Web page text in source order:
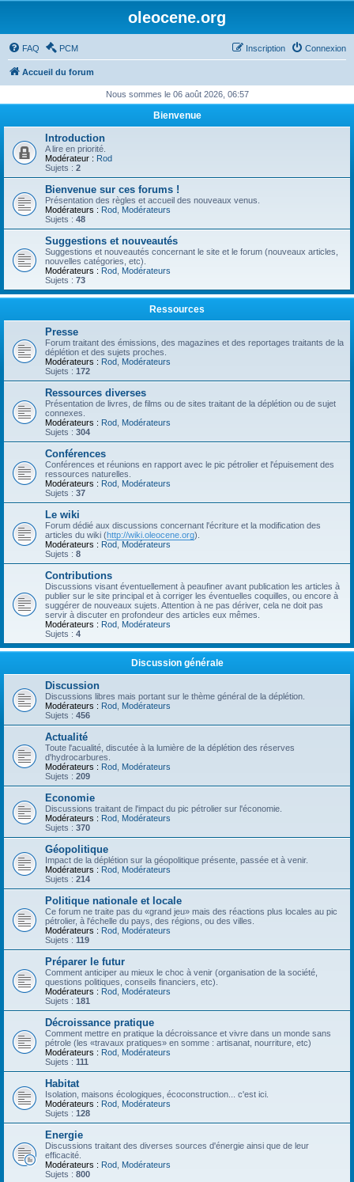
oleocene.org
FAQ PCM Connexion
Inscription
Accueil du forum
Nous sommes le 06 août 2026, 06:57
Bienvenue
Introduction
A lire en priorité.
Modérateur : Rod
Sujets : 2
Bienvenue sur ces forums !
Présentation des règles et accueil des nouveaux venus.
Modérateurs : Rod Modérateurs
Sujets : 48
Suggestions et nouveautés
Suggestions et nouveautés concernant le site et le forum (nouveaux articles,
nouvelles catégories, etc).
Modérateurs : Rod Modérateurs
Sujets : 73
Ressources
Presse
Forum traitant des émissions, des magazines et des reportages traitants de la
déplétion et des sujets proches.
Modérateurs : Rod Modérateurs
Sujets : 172
Ressources diverses
Présentation de livres, de films ou de sites traitant de la déplétion ou de sujet
connexes.
Modérateurs : Rod Modérateurs
Sujets : 304
Conférences
Conférences et réunions en rapport avec le pic pétrolier et l'épuisement des
ressources naturelles.
Modérateurs : Rod Modérateurs
Sujets : 37
Le wiki
Forum dédié aux discussions concernant l'écriture et la modification des
articles du wiki (http://wiki.oleocene.org).
Modérateurs : Rod Modérateurs
Sujets : 8
Contributions
Discussions visant éventuellement à peaufiner avant publication les articles à
publier sur le site principal et à corriger les éventuelles coquilles, ou encore à
suggérer de nouveaux sujets. Attention à ne pas dériver, cela ne doit pas
servir à discuter en profondeur des articles eux mêmes.
Modérateurs : Rod Modérateurs
Sujets : 4
Discussion générale
Discussion
Discussions libres mais portant sur le thème général de la déplétion.
Modérateurs : Rod Modérateurs
Sujets : 456
Actualité
Toute l'acualité, discutée à la lumière de la déplétion des réserves
d'hydrocarbures.
Modérateurs : Rod Modérateurs
Sujets : 209
Economie
Discussions traitant de l'impact du pic pétrolier sur l'économie.
Modérateurs : Rod Modérateurs
Sujets : 370
Géopolitique
Impact de la déplétion sur la géopolitique présente, passée et à venir.
Modérateurs : Rod Modérateurs
Sujets : 214
Politique nationale et locale
Ce forum ne traite pas du «grand jeu» mais des réactions plus locales au pic
pétrolier, à l'échelle du pays, des régions, ou des villes.
Modérateurs : Rod Modérateurs
Sujets : 119
Préparer le futur
Comment anticiper au mieux le choc à venir (organisation de la société,
questions politiques, conseils financiers, etc).
Modérateurs : Rod Modérateurs
Sujets : 181
Décroissance pratique
Comment mettre en pratique la décroissance et vivre dans un monde sans
pétrole (les «travaux pratiques» en somme : artisanat, nourriture, etc)
Modérateurs : Rod Modérateurs
Sujets : 111
Habitat
Isolation, maisons écologiques, écoconstruction... c'est ici.
Modérateurs : Rod Modérateurs
Sujets : 128
Energie
Discussions traitant des diverses sources d'énergie ainsi que de leur
efficacité.
Modérateurs : Rod Modérateurs
Sujets : 800